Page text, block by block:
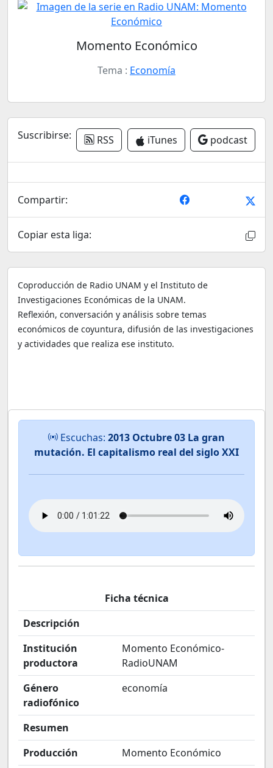
Momento Económico
Tema : Economía
Suscribirse: RSS iTunes podcast
Compartir:
Copiar esta liga:
Coproducción de Radio UNAM y el Instituto de
Investigaciones Económicas de la UNAM.
Reflexión, conversación y análisis sobre temas
económicos de coyuntura, difusión de las investigaciones
y actividades que realiza ese instituto.
Escuchas: 2013 Octubre 03 La gran
mutación. El capitalismo real del siglo XXI
Ficha técnica
Descripción
Institución
productora
Momento Económico-
RadioUNAM
Género
radiofónico
economía
Resumen
Producción
Momento Económico